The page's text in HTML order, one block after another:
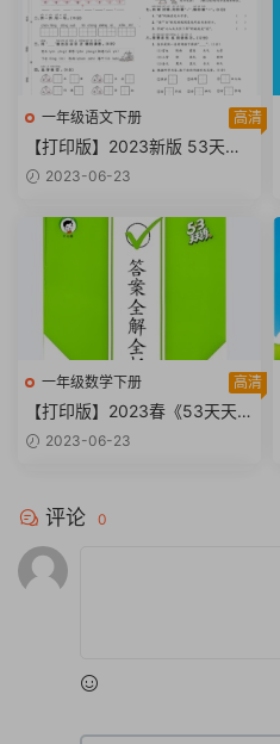
一年级语文下册 高清
【打印版】2023新版 53天天
练一年级下册语文 测评卷含答
2023-06-23
一年级数学下册 高清
【打印版】2023春《53天天
练》小学一年级下册 人教版数
2023-06-23
评论 0